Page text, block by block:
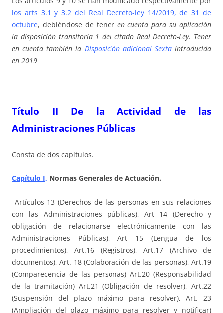
los arts 3.1 y 3.2 del Real Decreto-ley 14/2019, de 31 de
octubre, debiéndose de teneren cuenta para su aplicación
la disposición transitoria 1 del citado Real Decreto-Ley. Tener
en cuenta también la Disposición adicional Sextaintroducida
en 2019
Título II De la Actividad de las
Administraciones Públicas
Consta de dos capítulos.
Capítulo I, Normas Generales de Actuación.
Artículos 13 (Derechos de las personas en sus relaciones
con las Administraciones públicas), Art 14 (Derecho y
obligación de relacionarse electrónicamente con las
Administraciones Públicas), Art 15 (Lengua de los
procedimientos), Art.16 (Registros), Art.17 (Archivo de
documentos), Art. 18 (Colaboración de las personas), Art.19
(Comparecencia de las personas) Art.20 (Responsabilidad
de la tramitación) Art.21 (Obligación de resolver), Art.22
(Suspensión del plazo máximo para resolver), Art. 23
(Ampliación del plazo máximo para resolver y notificar)